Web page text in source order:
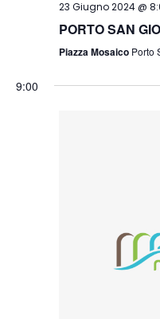
23 Giugno 2024 @
PORTO SAN
Piazza Mosaico Porto
9:00